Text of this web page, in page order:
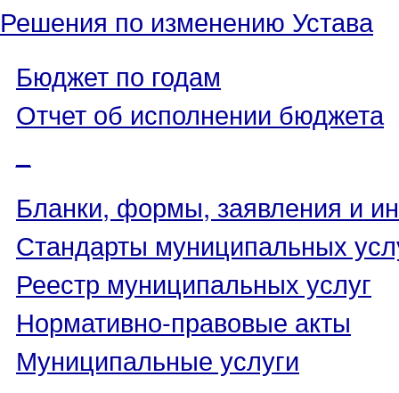
Решения по изменению Устава
Бюджет по годам
Отчет об исполнении бюджета
Бланки, формы, заявления и
Стандарты муниципальных
Реестр муниципальных услуг
Нормативно-правовые акты
Муниципальные услуги